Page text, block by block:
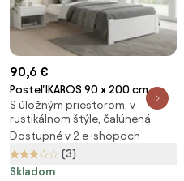
90,6 €
Posteľ IKAROS 90 x 200 cm,
biela Rošt: S lamelovým roštom,
Matrac: Bez matraca
S úložným priestorom, v
rustikálnom štýle, čalúnená
Dostupné v 2 e-shopoch
(3)
Skladom